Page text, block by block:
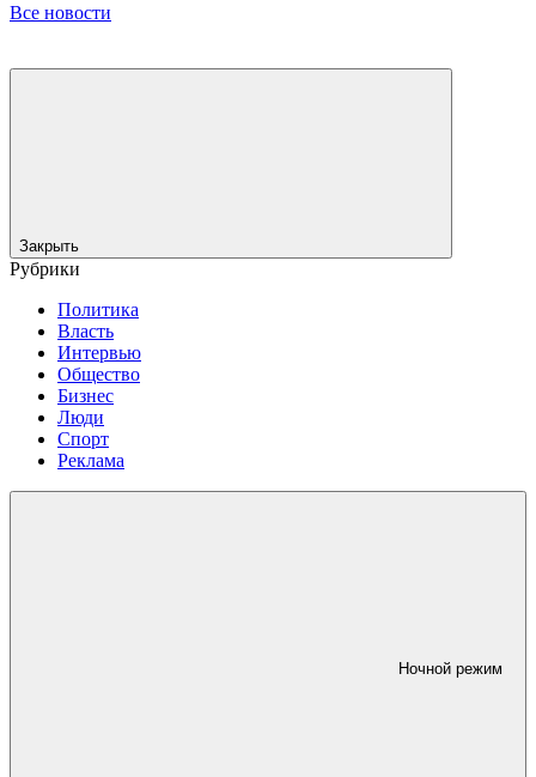
Все новости
Закрыть
Рубрики
Политика
Власть
Интервью
Общество
Бизнес
Люди
Спорт
Реклама
Ночной режим